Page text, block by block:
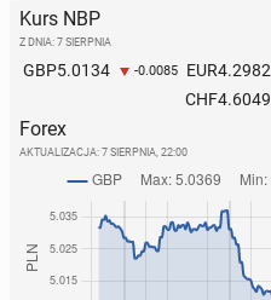
Kurs NBP
Z DNIA: 7 SIERPNIA
GBP5.0134 -0.0085 EUR4.2982
CHF4.6049
Forex
AKTUALIZACJA: 7 SIERPNIA, 22:00